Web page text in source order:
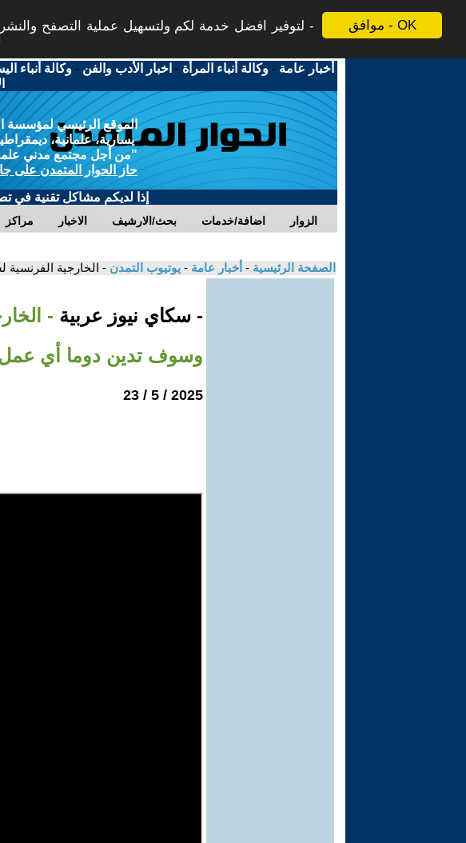
موافق - OK
لتوفير افضل خدمة لكم ولتسهيل عملية التصفح
أخبار عامة -وكالة أنباء المرأة - اخبار الأدب والفن -وكالة أنباء
الموقع الرئيسي لمؤسسة
يسارية، علمانية،
"من أجل مجتمع مدني
حاز الحوار المتمدن على
إذا لديكم مشاكل تقنية في
مراكز الاخبار بحث/الارشيف اضافة/خدمات الزوار
الصفحة الرئيسية - أخبار عامة - يوتيوب التمدن - الخارجية
- سكاي نيوز عربية -
وسوف تدين دوما أي
2025 / 5 / 23